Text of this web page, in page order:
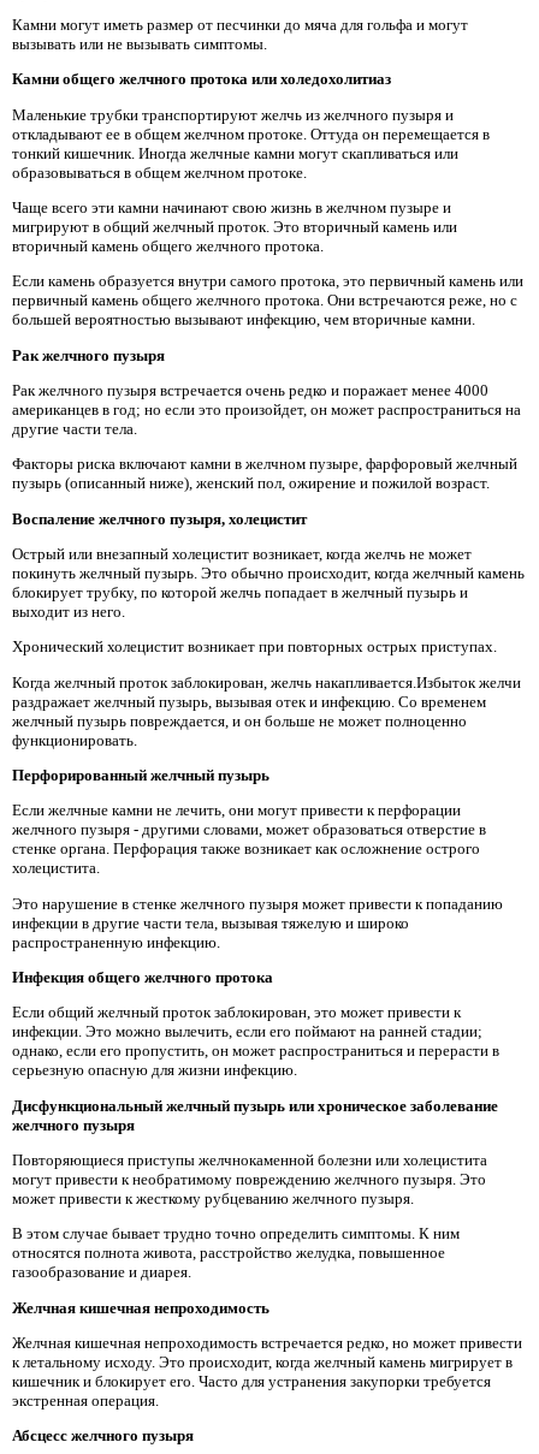
Камни могут иметь размер от песчинки до мяча для гольфа и могут
вызывать или не вызывать симптомы.
Камни общего желчного протока или холедохолитиаз
Маленькие трубки транспортируют желчь из желчного пузыря и
откладывают ее в общем желчном протоке. Оттуда он перемещается в
тонкий кишечник. Иногда желчные камни могут скапливаться или
образовываться в общем желчном протоке.
Чаще всего эти камни начинают свою жизнь в желчном пузыре и
мигрируют в общий желчный проток. Это вторичный камень или
вторичный камень общего желчного протока.
Если камень образуется внутри самого протока, это первичный камень или
первичный камень общего желчного протока. Они встречаются реже, но с
большей вероятностью вызывают инфекцию, чем вторичные камни.
Рак желчного пузыря
Рак желчного пузыря встречается очень редко и поражает менее 4000
американцев в год; но если это произойдет, он может распространиться на
другие части тела.
Факторы риска включают камни в желчном пузыре, фарфоровый желчный
пузырь (описанный ниже), женский пол, ожирение и пожилой возраст.
Воспаление желчного пузыря, холецистит
Острый или внезапный холецистит возникает, когда желчь не может
покинуть желчный пузырь. Это обычно происходит, когда желчный камень
блокирует трубку, по которой желчь попадает в желчный пузырь и
выходит из него.
Хронический холецистит возникает при повторных острых приступах.
Когда желчный проток заблокирован, желчь накапливается.Избыток желчи
раздражает желчный пузырь, вызывая отек и инфекцию. Со временем
желчный пузырь повреждается, и он больше не может полноценно
функционировать.
Перфорированный желчный пузырь
Если желчные камни не лечить, они могут привести к перфорации
желчного пузыря - другими словами, может образоваться отверстие в
стенке органа. Перфорация также возникает как осложнение острого
холецистита.
Это нарушение в стенке желчного пузыря может привести к попаданию
инфекции в другие части тела, вызывая тяжелую и широко
распространенную инфекцию.
Инфекция общего желчного протока
Если общий желчный проток заблокирован, это может привести к
инфекции. Это можно вылечить, если его поймают на ранней стадии;
однако, если его пропустить, он может распространиться и перерасти в
серьезную опасную для жизни инфекцию.
Дисфункциональный желчный пузырь или хроническое заболевание
желчного пузыря
Повторяющиеся приступы желчнокаменной болезни или холецистита
могут привести к необратимому повреждению желчного пузыря. Это
может привести к жесткому рубцеванию желчного пузыря.
В этом случае бывает трудно точно определить симптомы. К ним
относятся полнота живота, расстройство желудка, повышенное
газообразование и диарея.
Желчная кишечная непроходимость
Желчная кишечная непроходимость встречается редко, но может привести
к летальному исходу. Это происходит, когда желчный камень мигрирует в
кишечник и блокирует его. Часто для устранения закупорки требуется
экстренная операция.
Абсцесс желчного пузыря